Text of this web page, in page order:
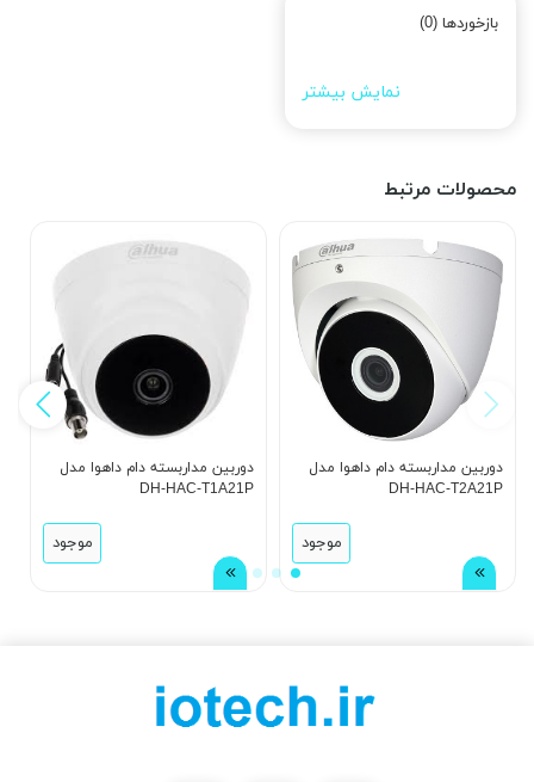
بازخوردها (0)
نمایش بیشتر
محصولات مرتبط
دوربین مداربسته دام داهوا مدل
DH-HAC-T2A21P
موجود
دوربین مداربسته دام داهوا مدل
DH-HAC-T1A21P
موجود